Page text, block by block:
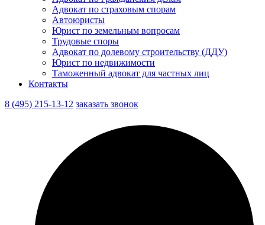
Адвокат по страховым спорам
Автоюристы
Юрист по земельным вопросам
Трудовые споры
Адвокат по долевому строительству (ДДУ)
Юрист по недвижимости
Таможенный адвокат для частных лиц
Контакты
8 (495) 215-13-12 заказать звонок